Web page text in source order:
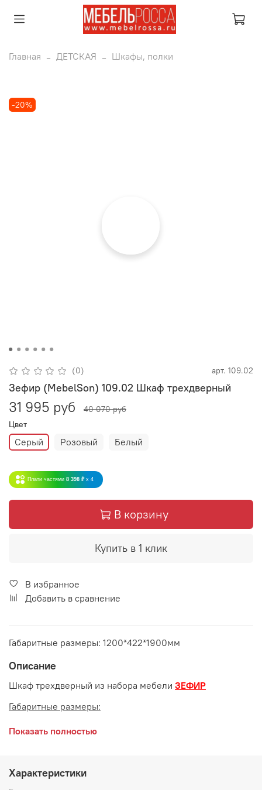
Главная ДЕТСКАЯ Шкафы, полки
-20%
(0) арт. 109.02
Зефир (MebelSon) 109.02 Шкаф трехдверный
31 995 руб
40 070 руб
Цвет
Серый Розовый Белый
Плати частями 8 398 ₽ x 4
В корзину
Купить в 1 клик
В избранное
Добавить в сравнение
Габаритные размеры: 1200*422*1900мм
Описание
Шкаф трехдверный из набора мебели ЗЕФИР
Габаритные размеры:
длина 1200 мм
высота 1900 мм
Показать полностью
Характеристики